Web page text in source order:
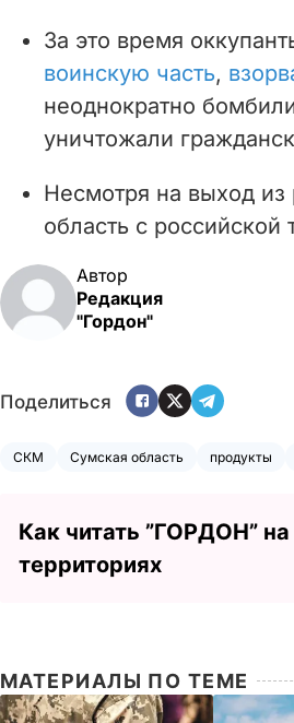
За это время
воинскую часть,
неоднократно
уничтожали
Несмотря на выход
область с российской
Автор
Редакция
"Гордон"
Поделиться
СКМ Сумская область продукты
Как читать ”ГОРДОН”
территориях
МАТЕРИАЛЫ ПО ТЕМЕ